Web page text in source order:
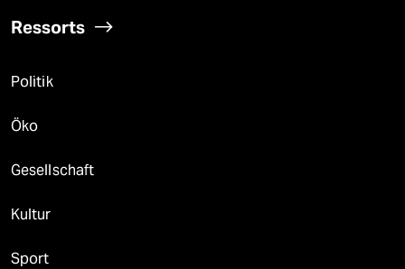
Ressorts
Politik
Öko
Gesellschaft
Kultur
Sport